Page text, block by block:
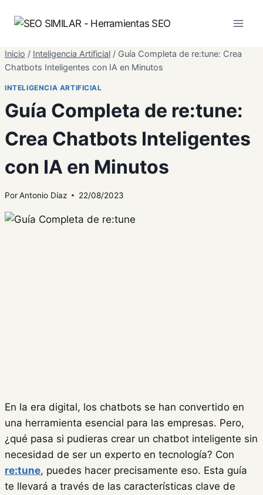
Inicio / Inteligencia Artificial / Guía Completa de re:tune: Crea
Chatbots Inteligentes con IA en Minutos
INTELIGENCIA ARTIFICIAL
Guía Completa de re:tune:
Crea Chatbots Inteligentes
con IA en Minutos
PorAntonio Díaz 22/08/2023
En la era digital, los chatbots se han convertido en
una herramienta esencial para las empresas. Pero,
¿qué pasa si pudieras crear un chatbot inteligente sin
necesidad de ser un experto en tecnología? Con
re:tune, puedes hacer precisamente eso. Esta guía
te llevará a través de las características clave de